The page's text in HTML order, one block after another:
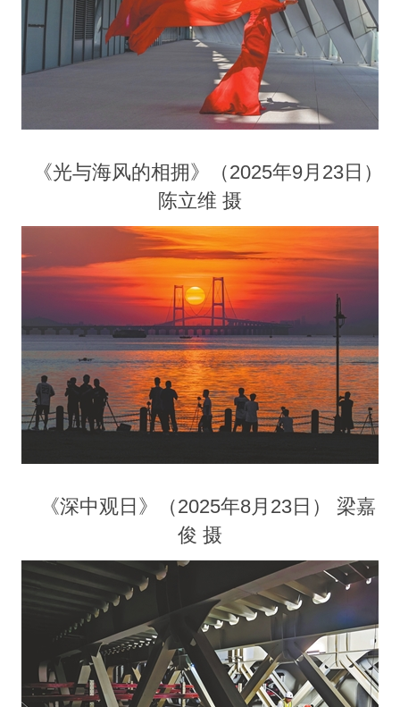
《光与海风的相拥》（2025年9月23日）
陈立维 摄
《深中观日》（2025年8月23日） 梁嘉
俊 摄